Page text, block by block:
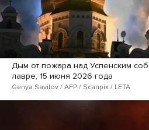
Дым от пожара над Успенским
лавре, 15 июня 2026 года
Genya Savilov / AFP / Scanpix / LETA